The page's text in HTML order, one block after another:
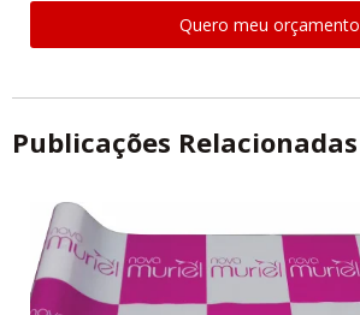
Quero meu orçamento
Publicações Relacionadas